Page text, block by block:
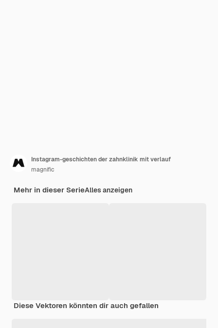
Instagram-geschichten der zahnklinik mit verlauf
magnific
Mehr in dieser SerieAlles anzeigen
Diese Vektoren könnten dir auch gefallen